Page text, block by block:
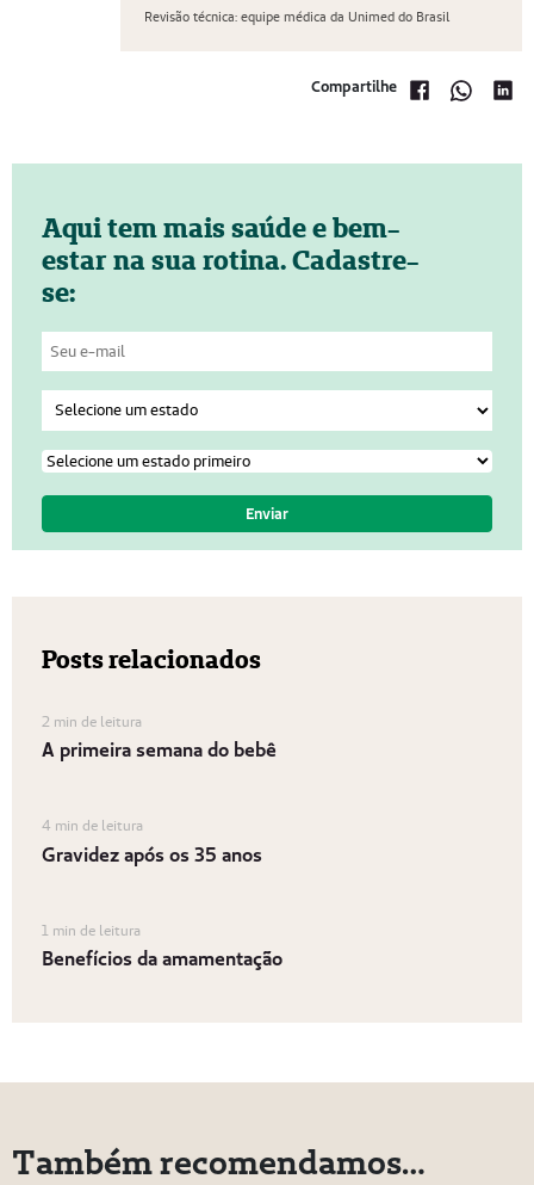
Revisão técnica: equipe médica da Unimed do Brasil
Compartilhe
Aqui tem mais saúde e bem-
estar na sua rotina. Cadastre-
se:
Posts relacionados
2 min de leitura
A primeira semana do bebê
4 min de leitura
Gravidez após os 35 anos
1 min de leitura
Benefícios da amamentação
Também recomendamos…